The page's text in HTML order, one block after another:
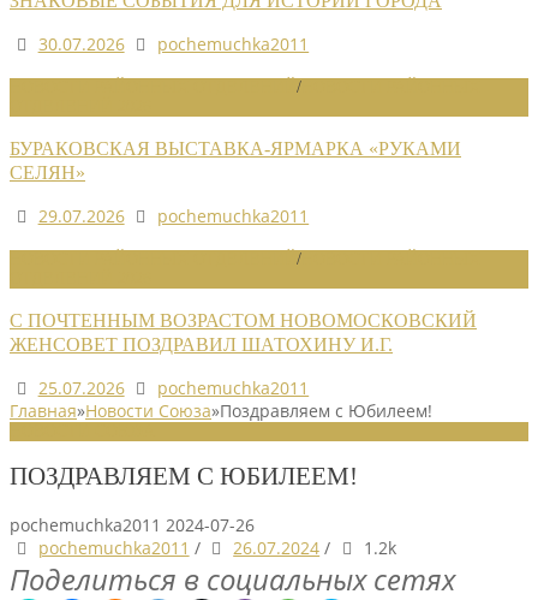
30.07.2026
pochemuchka2011
/
БУРАКОВСКАЯ ВЫСТАВКА-ЯРМАРКА «РУКАМИ
СЕЛЯН»
29.07.2026
pochemuchka2011
/
С ПОЧТЕННЫМ ВОЗРАСТОМ НОВОМОСКОВСКИЙ
ЖЕНСОВЕТ ПОЗДРАВИЛ ШАТОХИНУ И.Г.
25.07.2026
pochemuchka2011
Главная»Новости Союза»Поздравляем с Юбилеем!
ПОЗДРАВЛЯЕМ С ЮБИЛЕЕМ!
pochemuchka2011 2024-07-26
pochemuchka2011 / 26.07.2024 / 1.2k
Поделиться в социальных сетях